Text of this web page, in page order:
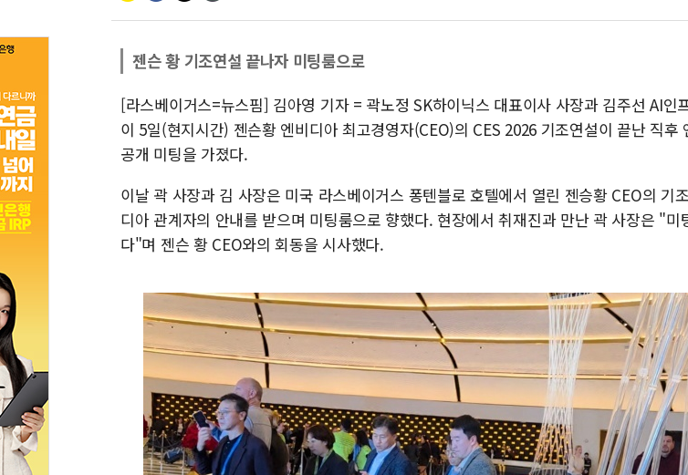
젠슨 황 기조연설 끝나자 미팅룸으로
[라스베이거스=뉴스핌] 김아영 기자 = 곽노정 SK하이닉스 대표이사 사장과 김주선 AI인
이 5일(현지시간) 젠슨황 엔비디아 최고경영자(CEO)의 CES 2026 기조연설이 끝난 직후
공개 미팅을 가졌다.
이날 곽 사장과 김 사장은 미국 라스베이거스 퐁텐블로 호텔에서 열린 젠승황 CEO의 기
디아 관계자의 안내를 받으며 미팅룸으로 향했다. 현장에서 취재진과 만난 곽 사장은 "미
다"며 젠슨 황 CEO와의 회동을 시사했다.